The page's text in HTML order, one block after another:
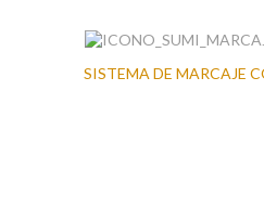
SISTEMA DE MARCAJE